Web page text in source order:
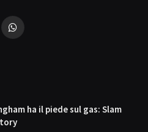
WhatsApp
ha il piede sul gas: Slam